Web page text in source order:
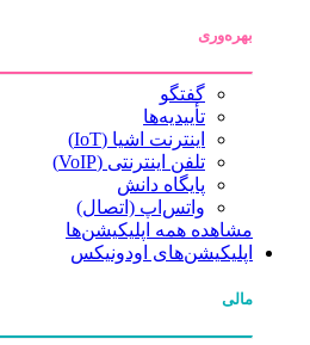
بهره‌وری
گفتگو
تأییدیه‌ها
اینترنت اشیا (IoT)
تلفن اینترنتی (VoIP)
پایگاه دانش
واتس‌اپ (اتصال)
مشاهده همه اپلیکیشن‌ها
اپلیکیشن‌های اودونیکس
مالی